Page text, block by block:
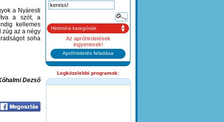
a Nyáresti
a szót, a
kellemes
zúg az a négy
soha
Dezső
Meg kellett volna jegyezni, hogy
ha...
Hirdetési kategóriák
Az apróhirdetések
ingyenesek!
Apróhirdetés feladása
Legközelebbi programok: